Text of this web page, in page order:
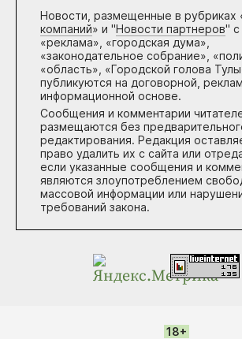
Новости, размещенные в рубриках
компаний» и "Новости партнеров" с
«реклама», «городская дума»,
«законодательное собрание»,
«область», «Городской голова
публикуются на договорной,
информационной основе.
Сообщения и комментарии
размещаются без
редактирования. Редакция
право удалить их с сайта или
если указанные сообщения и
являются злоупотреблением
массовой информации или
требований закона.
18+